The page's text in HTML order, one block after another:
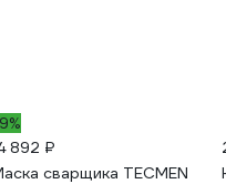
892 ₽
сварщика TECMEN